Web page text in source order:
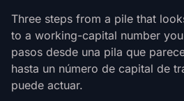
Three steps from a pile that
to a working-capital number
pasos desde una pila que
hasta un número de capital de
puede actuar.